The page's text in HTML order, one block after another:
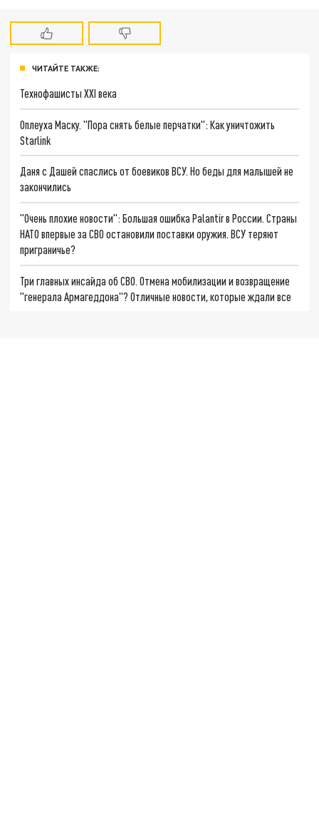
ЧИТАЙТЕ ТАКЖЕ:
Технофашисты XXI века
Оплеуха Маску. "Пора снять белые перчатки": Как уничтожить
Starlink
Даня с Дашей спаслись от боевиков ВСУ. Но беды для малышей не
закончились
"Очень плохие новости": Большая ошибка Palantir в России. Страны
НАТО впервые за СВО остановили поставки оружия. ВСУ теряют
приграничье?
Три главных инсайда об СВО. Отмена мобилизации и возвращение
"генерала Армагеддона"? Отличные новости, которые ждали все